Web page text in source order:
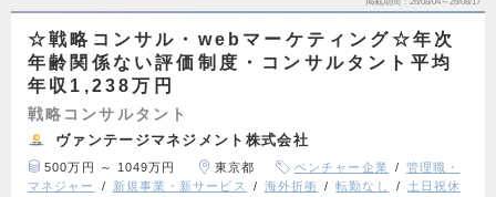
☆戦略コンサル・webマーケティング☆年次
年齢関係ない評価制度・コンサルタント平均
年収1,238万円
戦略コンサルタント
ヴァンテージマネジメント株式会社
500万円 ～ 1049万円 東京都 ベンチャー企業
管理職・
マネジャー
新規事業・新サービス 海外折衝 転勤なし
土日祝休